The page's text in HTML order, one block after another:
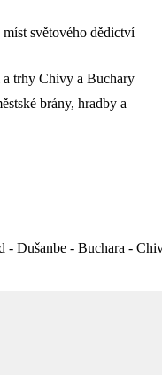
světového dědictví
trhy Chivy a Buchary
brány, hradby a
- Dušanbe - Buchara -